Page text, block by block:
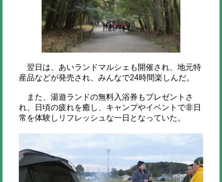
翌日は、あいランドマルシェも開催され、地元特
産品などが発売され、みんなで24時間楽しんだ。
また、湯遊ランドの無料入浴券もプレゼントさ
れ、日頃の疲れを癒し、キャンプやイベントで非日
常を体験しリフレッシュな一日となっていた。